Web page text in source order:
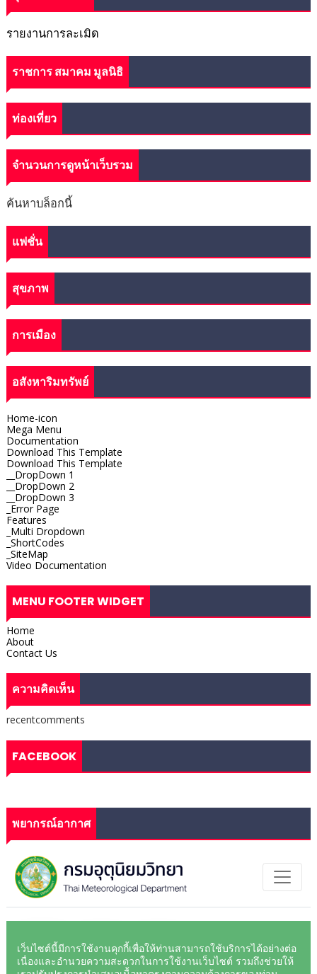
รายงานการละเมิด
ราชการ สมาคม มูลนิธิ
ท่องเที่ยว
จำนวนการดูหน้าเว็บรวม
ค้นหาบล็อกนี้
แฟชั่น
สุขภาพ
การเมือง
อสังหาริมทรัพย์
Home-icon
Mega Menu
Documentation
Download This Template
Download This Template
__DropDown 1
__DropDown 2
__DropDown 3
_Error Page
Features
_Multi Dropdown
_ShortCodes
_SiteMap
Video Documentation
MENU FOOTER WIDGET
Home
About
Contact Us
ความคิดเห็น
recentcomments
FACEBOOK
พยากรณ์อากาศ